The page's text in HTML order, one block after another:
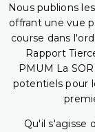
Nous publions
offrant une vue
course dans
Rapport
PMUM La
potentiels pour
Qu'il s'agisse